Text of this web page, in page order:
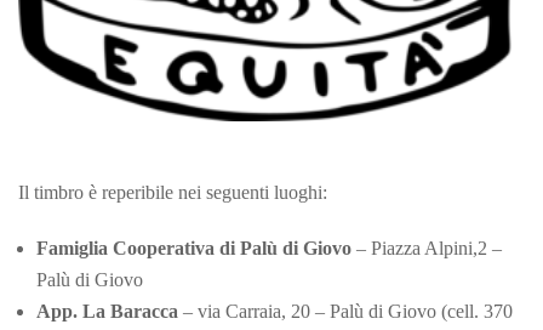
Il timbro è reperibile nei seguenti luoghi:
Famiglia Cooperativa di Palù di Giovo – Piazza Alpini,2 –
Palù di Giovo
App. La Baracca – via Carraia, 20 – Palù di Giovo (cell. 370